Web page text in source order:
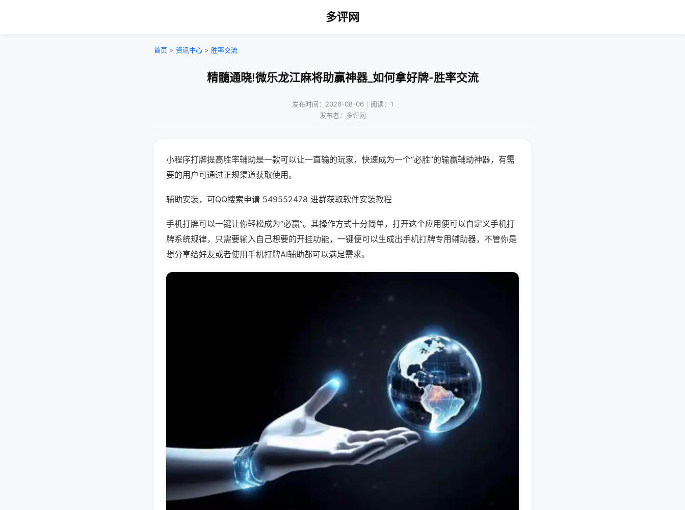
多评网
首页 > 资讯中心 > 胜率交流
精髓通晓!微乐龙江麻将助赢神器_如何拿好牌-胜率交流
发布时间：2026-08-06｜阅读：1
发布者：多评网
小程序打牌提高胜率辅助是一款可以让一直输的玩家，快速成为一个“必胜”的输赢辅助神器，有需
要的用户可通过正规渠道获取使用。
辅助安装，可QQ搜索申请 549552478 进群获取软件安装教程
手机打牌可以一键让你轻松成为“必赢”。其操作方式十分简单，打开这个应用便可以自定义手机打
牌系统规律，只需要输入自己想要的开挂功能，一键便可以生成出手机打牌专用辅助器，不管你是
想分享给好友或者使用手机打牌AI辅助都可以满足需求。